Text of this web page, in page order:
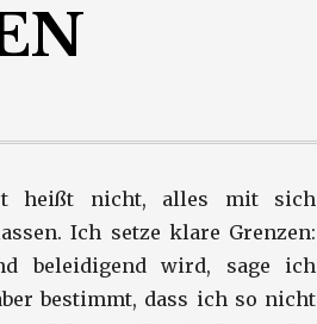
heißt nicht, alles mit sich
Ich setze klare Grenzen:
beleidigend wird, sage ich
bestimmt, dass ich so nicht